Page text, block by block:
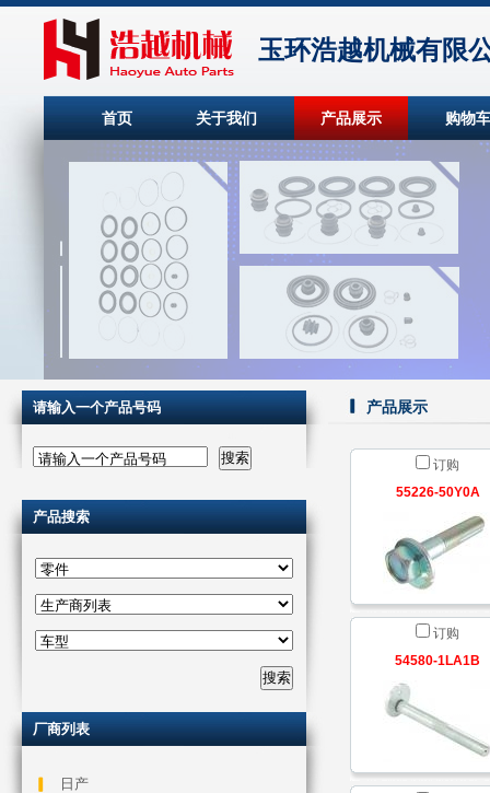
玉环浩越机械有限
首页 关于我们 产品展示 购物车
产品展示
订购
55226-50Y0A
订购
54580-1LA1B
请输入一个产品号码
请输入一个产品号码
产品搜索
厂商列表
日产